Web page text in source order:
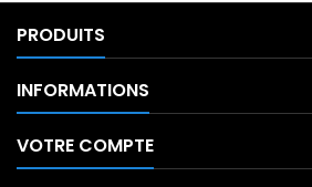
PRODUITS
INFORMATIONS
VOTRE COMPTE